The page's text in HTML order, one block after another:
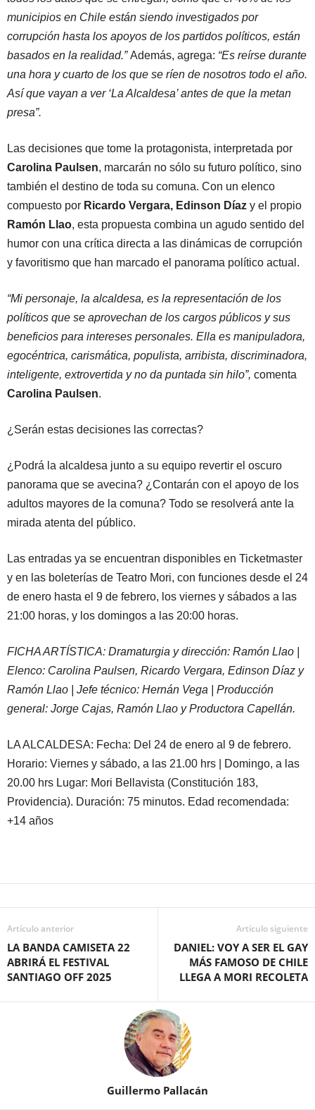
municipios en Chile están siendo investigados por
corrupción hasta los apoyos de los partidos políticos, están
basados en la realidad.”Además, agrega: “Es reírse durante
una hora y cuarto de los que se ríen de nosotros todo el año.
Así que vayan a ver ‘La Alcaldesa’ antes de que la metan
presa”.
Las decisiones que tome la protagonista, interpretada por
Carolina Paulsen, marcarán no sólo su futuro político, sino
también el destino de toda su comuna. Con un elenco
compuesto por Ricardo Vergara, Edinson Díaz y el propio
Ramón Llao, esta propuesta combina un agudo sentido del
humor con una crítica directa a las dinámicas de corrupción
y favoritismo que han marcado el panorama político actual.
“Mi personaje, la alcaldesa, es la representación de los
políticos que se aprovechan de los cargos públicos y sus
beneficios para intereses personales. Ella es manipuladora,
egocéntrica, carismática, populista, arribista, discriminadora,
inteligente, extrovertida y no da puntada sin hilo”, comenta
Carolina Paulsen.
¿Serán estas decisiones las correctas?
¿Podrá la alcaldesa junto a su equipo revertir el oscuro
panorama que se avecina? ¿Contarán con el apoyo de los
adultos mayores de la comuna? Todo se resolverá ante la
mirada atenta del público.
Las entradas ya se encuentran disponibles en Ticketmaster
y en las boleterías de Teatro Mori, con funciones desde el 24
de enero hasta el 9 de febrero, los viernes y sábados a las
21:00 horas, y los domingos a las 20:00 horas.
FICHA ARTÍSTICA: Dramaturgia y dirección: Ramón Llao |
Elenco: Carolina Paulsen, Ricardo Vergara, Edinson Díaz y
Ramón Llao | Jefe técnico: Hernán Vega | Producción
general: Jorge Cajas, Ramón Llao y Productora Capellán.
LA ALCALDESA: Fecha: Del 24 de enero al 9 de febrero.
Horario: Viernes y sábado, a las 21.00 hrs | Domingo, a las
20.00 hrs Lugar: Mori Bellavista (Constitución 183,
Providencia). Duración: 75 minutos. Edad recomendada:
+14 años
Artículo anterior
LA BANDA CAMISETA 22
ABRIRÁ EL FESTIVAL
SANTIAGO OFF 2025
Artículo siguiente
DANIEL: VOY A SER EL GAY
MÁS FAMOSO DE CHILE
LLEGA A MORI RECOLETA
Guillermo Pallacán